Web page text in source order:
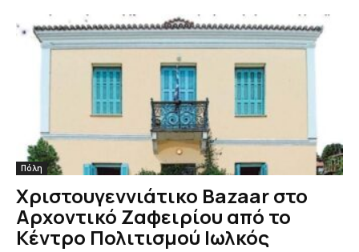
Πόλη
Χριστουγεννιάτικο Bazaar στο
Αρχοντικό Ζαφειρίου από το
Κέντρο Πολιτισμού Ιωλκός